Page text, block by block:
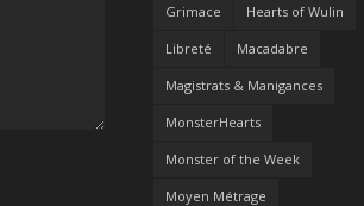
Grimace Hearts of Wulin
Libreté Macadabre
Magistrats & Manigances
MonsterHearts
Monster of the Week
Moyen Métrage